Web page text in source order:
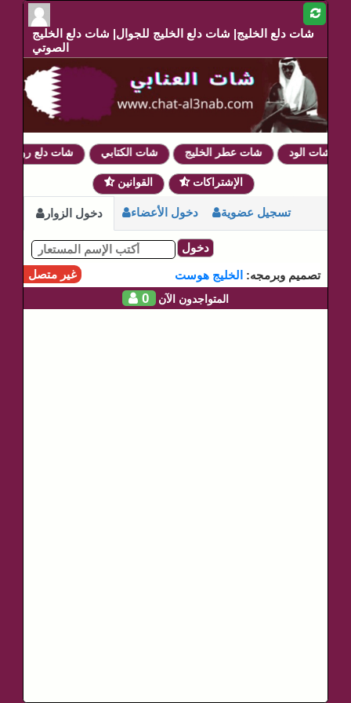
شات دلع الخليج| شات دلع الخليج للجوال| شات دلع الخليج
الصوتي
شات دلع روحي شات الكتابي شات عطر الخليج شات الود
القوانين الإشتراكات
دخول الزوار دخول الأعضاء تسجيل عضوية
دخول
غير متصل
تصميم وبرمجه: الخليج هوست
0 المتواجدون الآن